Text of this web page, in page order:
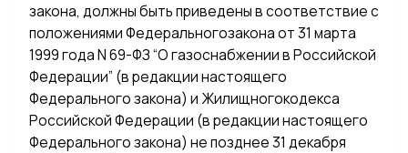
закона, должны быть приведены в соответствие с
положениями Федеральногозакона от 31 марта
1999 года N 69-ФЗ “О газоснабжении в Российской
Федерации” (в редакции настоящего
Федерального закона) и Жилищногокодекса
Российской Федерации (в редакции настоящего
Федерального закона) не позднее 31 декабря